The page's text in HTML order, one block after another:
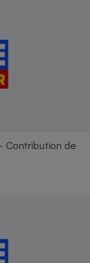
Contribution de